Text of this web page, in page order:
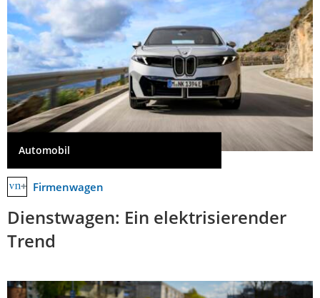
Automobil
Firmenwagen
Dienstwagen: Ein elektrisierender
Trend